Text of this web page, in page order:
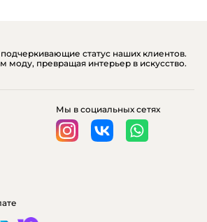
статус наших клиентов.
превращая интерьер в искусство.
Мы в социальных сетях